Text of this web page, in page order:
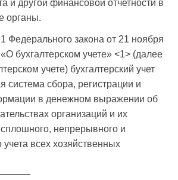
и другой финансовой отчетности в
органы.
Федерального закона от 21 ноября
бухгалтерском учете» <1> (далее
учете) бухгалтерский учет
система сбора, регистрации и
в денежном выражении об
организаций и их
непрерывного и
учета всех хозяйственных